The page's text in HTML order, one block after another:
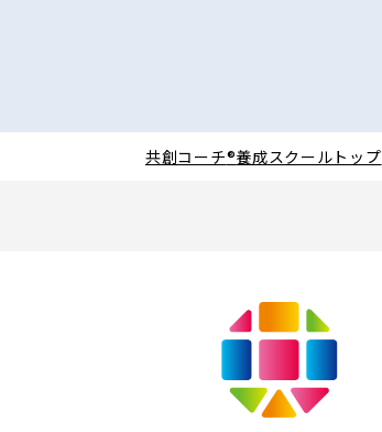
共創コーチ®養成スクールトップ